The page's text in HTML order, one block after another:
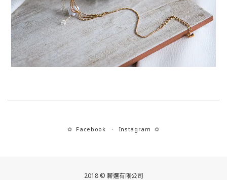
✿ Facebook ・ Instagram ✿
2018 © 薪選有限公司